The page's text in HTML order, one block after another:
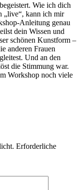
Wie ich dich
„live“, kann ich mir
Anleitung genau
dein Wissen und
schönen Kunstform –
anderen Frauen
Und an den
die Stimmung war.
Workshop noch viele
Erforderliche